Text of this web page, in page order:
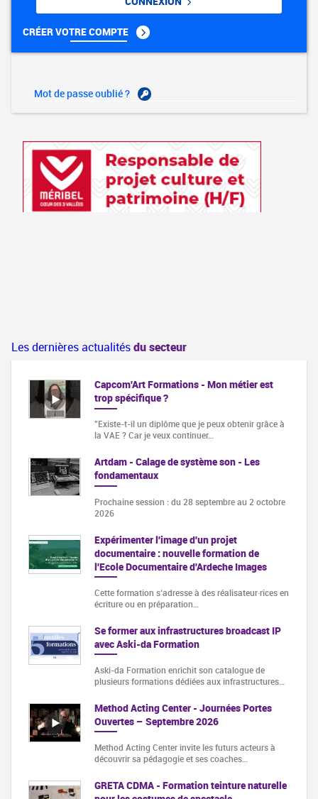
CRÉER VOTRE COMPTE
Mot de passe oublié ?
Les dernières actualitésdu secteur
Capcom'Art Formations - Mon métier est
trop spécifique ?
"Existe-t-il un diplôme que je peux obtenir grâce à
la VAE ? Car je veux continuer…
Artdam - Calage de système son - Les
fondamentaux
Prochaine session : du 28 septembre au 2 octobre
2026
Expérimenter l'image d'un projet
documentaire : nouvelle formation de
l'Ecole Documentaire d'Ardeche Images
Cette formation s‘adresse à des réalisateur·rices en
écriture ou en préparation…
Se former aux infrastructures broadcast IP
avec Aski-da Formation
Aski-da Formation enrichit son catalogue de
plusieurs formations dédiées aux infrastructures…
Method Acting Center - Journées Portes
Ouvertes – Septembre 2026
Method Acting Center invite les futurs acteurs à
découvrir sa pédagogie et ses coaches…
GRETA CDMA - Formation teinture naturelle